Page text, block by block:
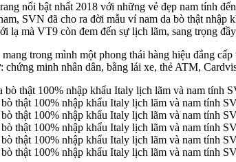
nổi bật nhất 2018 với những vẻ đẹp nam tính
SVN đã cho ra đời mẫu ví nam da bò thật
lạ mà VT9 còn đem đến sự lịch lãm, sang trọng
trong mình một phong thái hàng hiệu đẳng
chứng minh nhân dân, bằng lái xe, thẻ ATM,